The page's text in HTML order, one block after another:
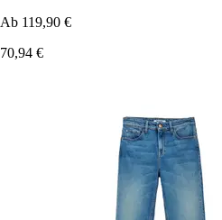
Ab 119,90 €
70,94 €